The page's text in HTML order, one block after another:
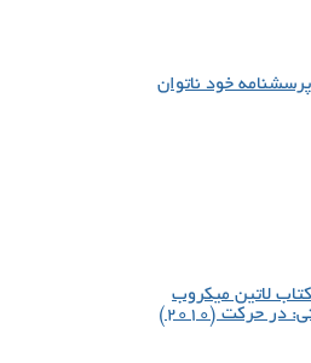
پرسشنامه خود ناتوان
کتاب لاتین میکروب
حرکت (۲۰۱۰)